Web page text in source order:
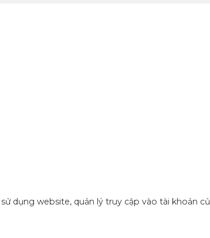
dụng website, quản lý truy cập vào tài khoản